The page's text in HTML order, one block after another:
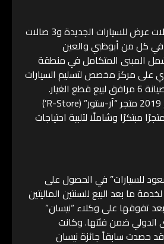
وتضم الشركة 10 صالات عرض للسيارات الجديدة و3 صالات
في كل من أبوظبي والعين
المبنى المتكامل في منطقة
على مركز مخصص لتسليم السيارات
الجديدة، و5 مراكز للصيانة 6 مرافق لبيع قطع الغيار.
وافتتحت الشركة عام 2019 متجر “آر-ستور” (R-Store’)
مبتكرًا وشاملًا لتلبية احتياجات
للسيارات” في الحصول على
ما بعد البيع للسنتين الماليتين
وذلك بعد تفوقها على وكلاء “نيسان”
الدولي ضمن فئتها. وكانت
حصدت سابقاً جائزة نيسان